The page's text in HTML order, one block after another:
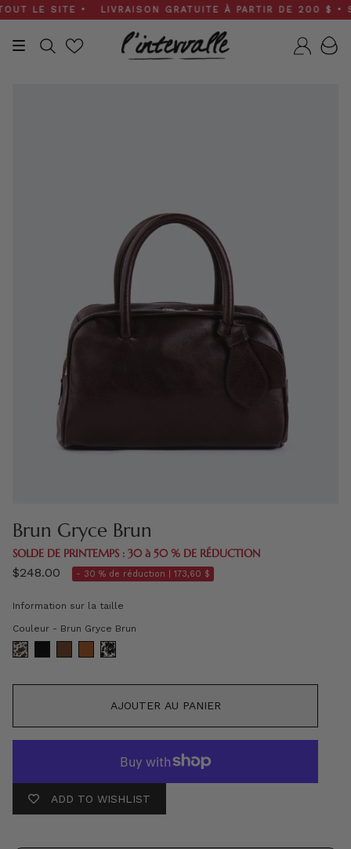
Skip
to
content
SITE • LIVRAISON GRATUITE À PARTIR DE 200 $ •
Recherche
Brun Gryce Brun
SOLDE DE PRINTEMPS : 30 à 50 % DE RÉDUCTION
$248.00 - 30 % de réduction | 173,60 $
Information sur la taille
Couleur - Brun Gryce Brun
AJOUTER AU PANIER
ADD TO WISHLIST